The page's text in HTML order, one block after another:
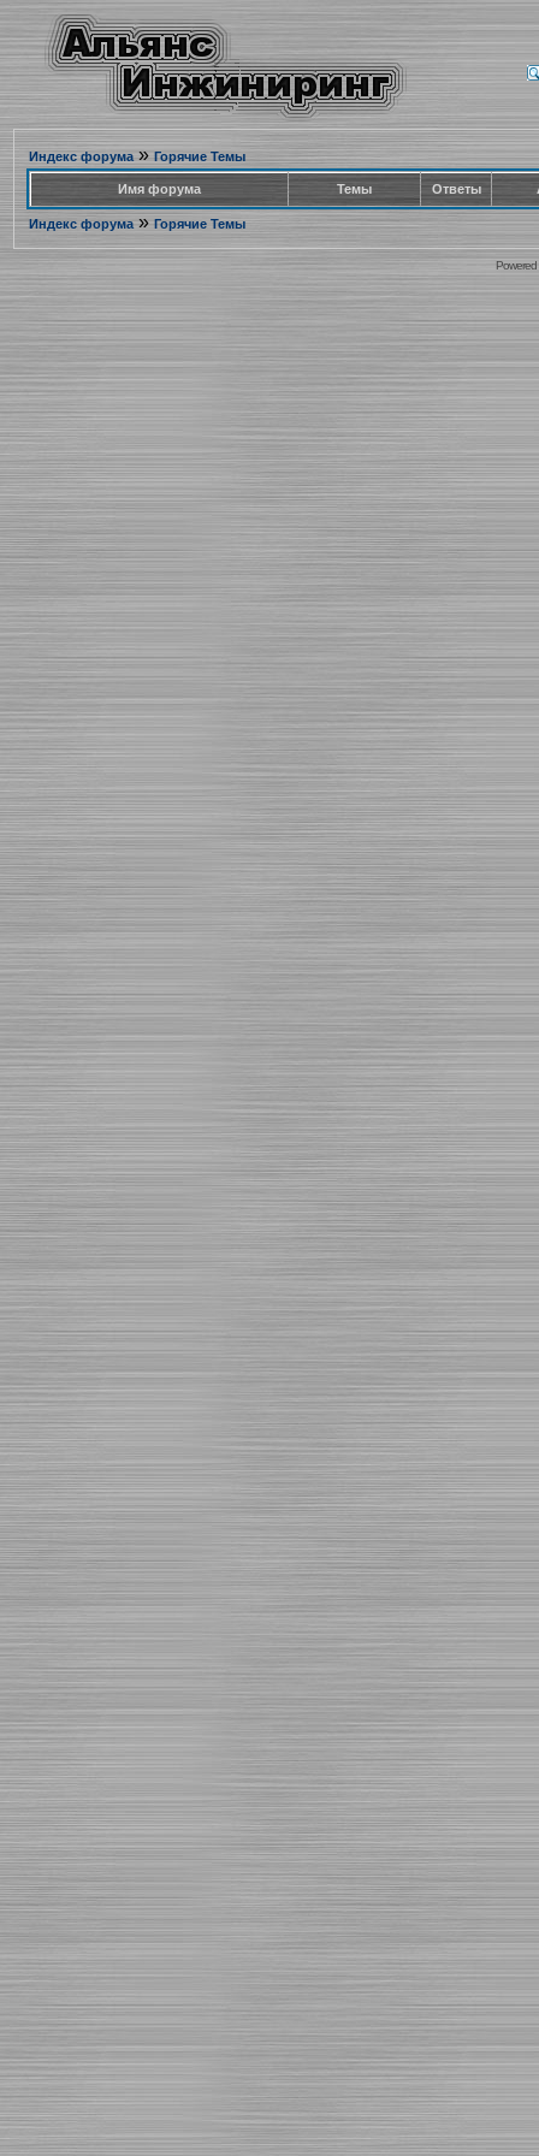
Индекс форума» Горячие Темы
Имя форума Темы Ответы
Индекс форума» Горячие Темы